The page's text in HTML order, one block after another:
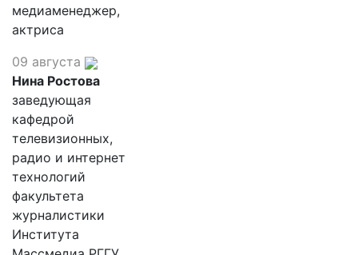
медиаменеджер,
актриса
09 августа
Нина Ростова
заведующая
кафедрой
телевизионных,
радио и интернет
технологий
факультета
журналистики
Института